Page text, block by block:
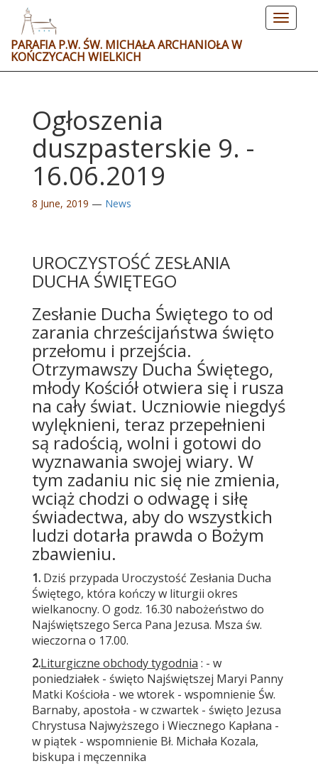
Toggle
PARAFIA P.W. ŚW. MICHAŁA ARCHANIOŁA W
KOŃCZYCACH WIELKICH
Ogłoszenia
duszpasterskie 9. -
16.06.2019
8 June, 2019 — News
UROCZYSTOŚĆ ZESŁANIA
DUCHA ŚWIĘTEGO
Zesłanie Ducha Świętego to od
zarania chrześcijaństwa święto
przełomu i przejścia.
Otrzymawszy Ducha Świętego,
młody Kościół otwiera się i rusza
na cały świat. Uczniowie niegdyś
wylęknieni, teraz przepełnieni
są radością, wolni i gotowi do
wyznawania swojej wiary. W
tym zadaniu nic się nie zmienia,
wciąż chodzi o odwagę i siłę
świadectwa, aby do wszystkich
ludzi dotarła prawda o Bożym
zbawieniu.
1. Dziś przypada Uroczystość Zesłania Ducha
Świętego, która kończy w liturgii okres
wielkanocny. O godz. 16.30 nabożeństwo do
Najświętszego Serca Pana Jezusa. Msza św.
wieczorna o 17.00.
2.Liturgiczne obchody tygodnia : - w
poniedziałek - święto Najświętszej Maryi Panny
Matki Kościoła - we wtorek - wspomnienie Św.
Barnaby, apostoła - w czwartek - święto Jezusa
Chrystusa Najwyższego i Wiecznego Kapłana -
w piątek - wspomnienie Bł. Michała Kozala,
biskupa i męczennika